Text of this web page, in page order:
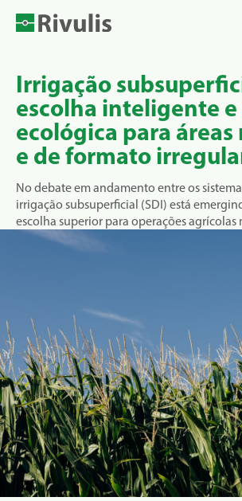
Irrigação
escolha inteligente e
ecológica para áreas
e de formato
No debate em andamento entre os
irrigação subsuperficial (SDI) está
escolha superior para operações agrícolas